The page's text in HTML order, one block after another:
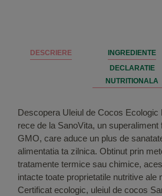
DESCRIERE INGREDIENTE
DECLARATIE
NUTRITIONALA
Descopera Uleiul de Cocos Ecologic
rece de la SanoVita, un superaliment
GMO, care aduce un plus de
alimentatia ta zilnica. Obtinut prin
tratamente termice sau chimice,
intacte toate proprietatile nutritive ale
Certificat ecologic, uleiul de cocos